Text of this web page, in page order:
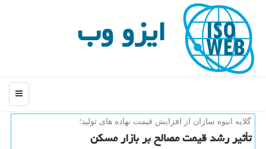
ایزو وب
منو
گلایه انبوه سازان از افزایش قیمت نهاده های تولید؛
تأثیر رشد قیمت مصالح بر بازار مسكن